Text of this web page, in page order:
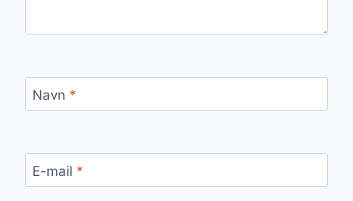
Navn *
E-mail *